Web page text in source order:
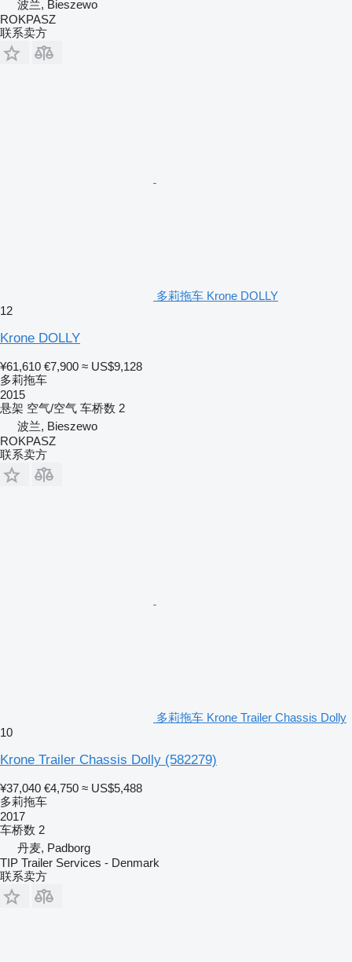
波兰, Bieszewo
ROKPASZ
联系卖方
多莉拖车 Krone DOLLY
12
Krone DOLLY
¥61,610 €7,900 ≈ US$9,128
多莉拖车
2015
悬架 空气/空气 车桥数 2
波兰, Bieszewo
ROKPASZ
联系卖方
多莉拖车 Krone Trailer Chassis Dolly
10
Krone Trailer Chassis Dolly (582279)
¥37,040 €4,750 ≈ US$5,488
多莉拖车
2017
车桥数 2
丹麦, Padborg
TIP Trailer Services - Denmark
联系卖方